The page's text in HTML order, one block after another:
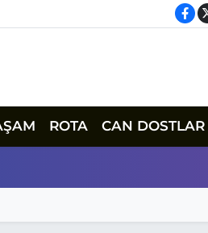
ROTA CAN DOSTLAR